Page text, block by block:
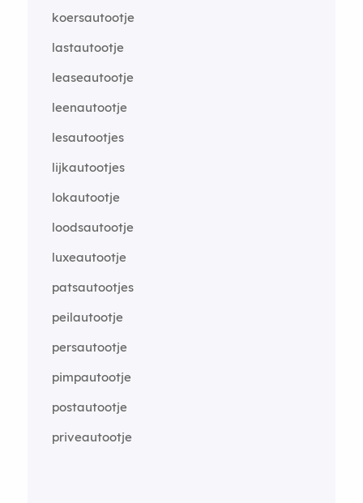
koersautootje
lastautootje
leaseautootje
leenautootje
lesautootjes
lijkautootjes
lokautootje
loodsautootje
luxeautootje
patsautootjes
peilautootje
persautootje
pimpautootje
postautootje
priveautootje